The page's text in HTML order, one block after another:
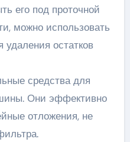
его под проточной
можно использовать
остатков
средства для
Они эффективно
отложения, не